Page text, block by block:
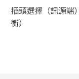
插頭選擇（訊源端
衡）